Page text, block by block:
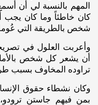
المهم بالنسبة لي أن
كان خاطئاً وما كان يجب
شخص بالطريقة التي
وأعربت العلول في
أن يشعر كل شخص
تراوده المخاوف بسبب
وكان نشطاء حقوق
بمن فيهم جاستن ترودو،